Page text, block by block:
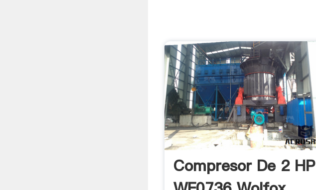
Compresor De 2 HP